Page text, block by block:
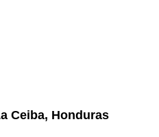
Ceiba, Honduras